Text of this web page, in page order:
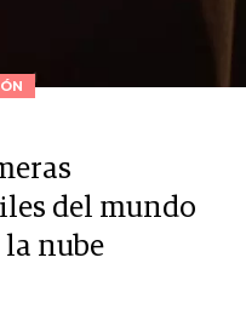
del mundo
la nube